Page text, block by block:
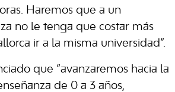
Haremos que a un
no le tenga que costar más
ir a la misma universidad”.
que “avanzaremos hacia la
de 0 a 3 años,